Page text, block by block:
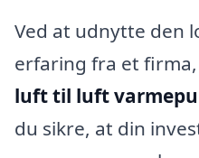
Ved at udnytte den
erfaring fra et
luft til luft
du sikre, at din